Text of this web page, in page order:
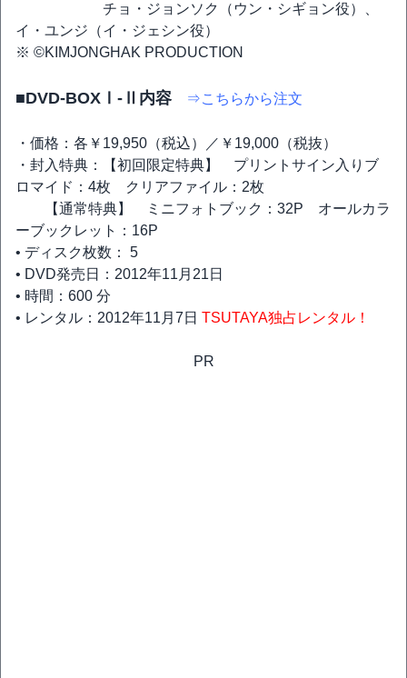
チョ・ジョンソク（ウン・シギョン役）、
イ・ユンジ（イ・ジェシン役）
※ ©KIMJONGHAK PRODUCTION
■DVD-BOXⅠ-Ⅱ内容 ⇒こちらから注文
・価格：各￥19,950（税込）／￥19,000（税抜）
・封入特典：【初回限定特典】 プリントサイン入りブ
ロマイド：4枚 クリアファイル：2枚
【通常特典】 ミニフォトブック：32P オールカラ
ーブックレット：16P
• ディスク枚数： 5
• DVD発売日：2012年11月21日
• 時間：600 分
• レンタル：2012年11月7日 TSUTAYA独占レンタル！
PR